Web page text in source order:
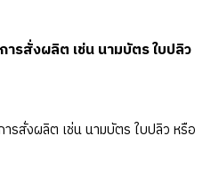
ารสั่งผลิต เช่น นามบัตร ใบปลิว